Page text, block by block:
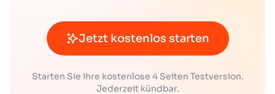
Jetzt kostenlos starten
Starten Sie Ihre kostenlose 4 Seiten Testversion.
Jederzeit kündbar.